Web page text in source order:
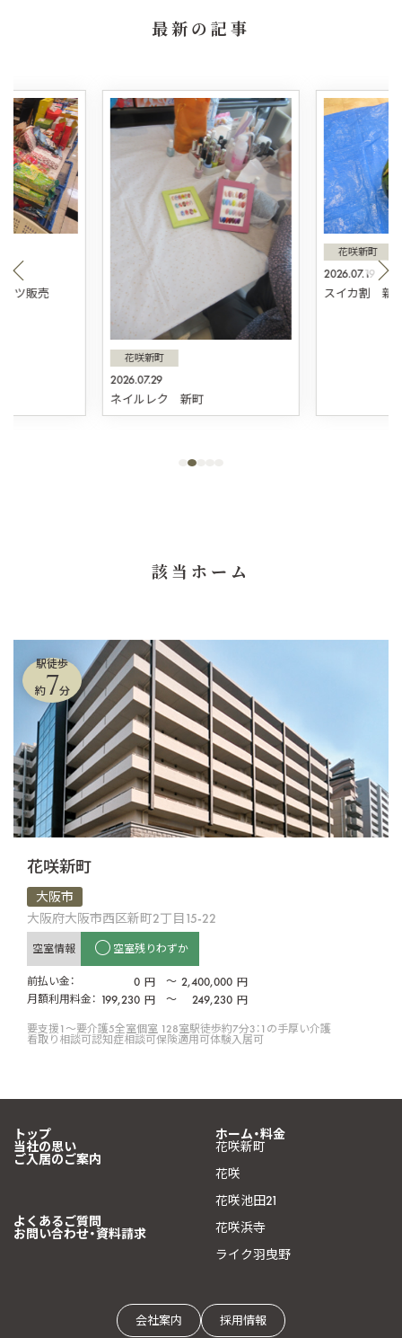
最新の記事
ーツ販売
2026.07.29
花咲新町
ネイルレク 新町
2026.07.19
花咲新町
スイカ割 新
該当ホーム
駅徒歩
約7分
花咲新町
大阪市
大阪府大阪市西区新町2丁目15-22
空室情報 空室残りわずか
前払い金： 0 円 〜 2,400,000 円
月額利用料金： 199,230 円 〜 249,230 円
要支援1〜要介護5全室個室 128室駅徒歩約7分3：1の手厚い介護
看取り相談可認知症相談可保険適用可体験入居可
トップ
当社の思い
ご入居のご案内
ホーム・料金
花咲新町
花咲
花咲池田21
花咲浜寺
ライク羽曳野
よくあるご質問
お問い合わせ・資料請求
会社案内 採用情報